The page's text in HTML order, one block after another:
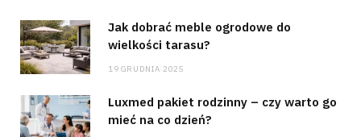
Jak dobrać meble ogrodowe do
wielkości tarasu?
19 GRUDNIA 2025
Luxmed pakiet rodzinny – czy warto go
mieć na co dzień?